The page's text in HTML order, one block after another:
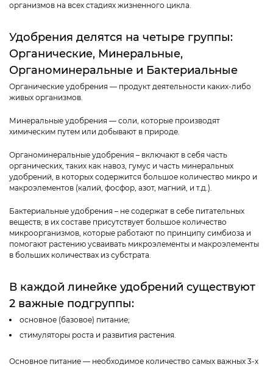
организмов на всех стадиях жизненного цикла.
Удобрения делятся на четыре группы:
Органические, Минеральные,
Органоминеральные и Бактериальные
Органические удобрения — продукт деятельности каких-либо
живых организмов.
Минеральные удобрения — соли, которые производят
химическим путем или добывают в природе.
Органоминеральные удобрения – включают в себя часть
органических, таких как навоз, гумус и часть минеральных
удобрений, в которых содержится большое количество микро и
макроэлементов (калий, фосфор, азот, магний, и т.д.).
Бактериальные удобрения – не содержат в себе питательных
веществ; в их составе присутствует большое количество
микроорганизмов, которые работают по принципу симбиоза и
помогают растению усваивать микроэлементы и макроэлементы
в больших количествах из субстрата.
В каждой линейке удобрений существуют
2 важные подгруппы:
основное (базовое) питание;
стимуляторы роста и развития растения.
Основное питание — необходимое количество самых важных 3-х